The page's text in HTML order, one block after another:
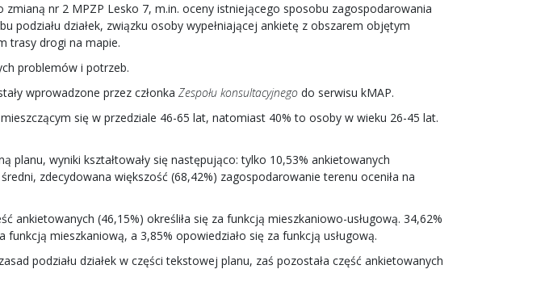
nr 2 MPZP Lesko 7, m.in. oceny istniejącego sposobu zagospodarowania
działek, związku osoby wypełniającej ankietę z obszarem objętym
trasy drogi na mapie.
problemów i potrzeb.
wprowadzone przez członka Zespołu konsultacyjnego do serwisu kMAP.
się w przedziale 46-65 lat, natomiast 40% to osoby w wieku 26-45 lat.
wyniki kształtowały się następująco: tylko 10,53% ankietowanych
zdecydowana większość (68,42%) zagospodarowanie terenu oceniła na
(46,15%) określiła się za funkcją mieszkaniowo-usługową. 34,62%
mieszkaniową, a 3,85% opowiedziało się za funkcją usługową.
podziału działek w części tekstowej planu, zaś pozostała część ankietowanych